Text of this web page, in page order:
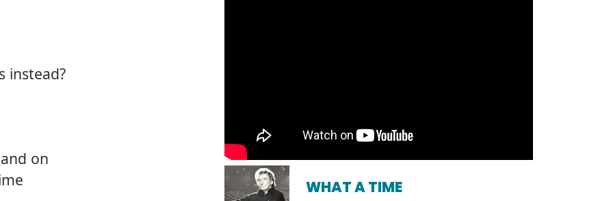
WHAT A TIME
instead?
on